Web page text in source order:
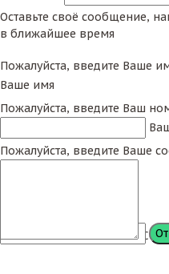
Оставьте своё сообщение,
в ближайшее время
Пожалуйста, введите Ваше
Ваше имя
Пожалуйста, введите Ваш
Пожалуйста, введите Ваше